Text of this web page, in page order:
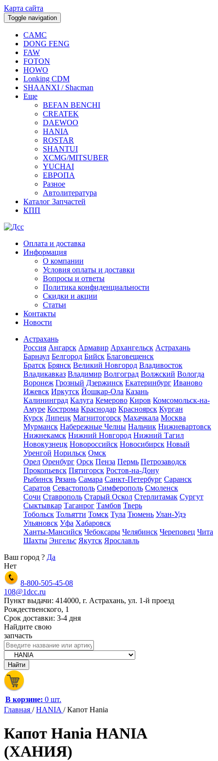
Карта сайта
Toggle navigation
CAMC
DONG FENG
FAW
FOTON
HOWO
Lonking CDM
SHAANXI / Shacman
Еще
BEFAN BENCHI
CREATEK
DAEWOO
HANIA
ROSTAR
SHANTUI
XCMG/MITSUBER
YUCHAI
ЕВРОПА
Разное
Aвтолитература
Каталог Запчастей
КПП
Оплата и доставка
Информация
О компании
Условия оплаты и доставки
Вопросы и ответы
Политика конфиденциальности
Скидки и акции
Статьи
Контакты
Новости
Астрахань
Россия Ангарск Армавир Архангельск Астрахань
Барнаул Белгород Бийск Благовещенск
Братск Брянск Великий Новгород Владивосток
Владикавказ Владимир Волгоград Волжский Вологда
Воронеж Грозный Дзержинск Екатеринбург Иваново
Ижевск Иркутск Йошкар-Ола Казань
Калининград Калуга Кемерово Киров Комсомольск-на-
Амуре Кострома Краснодар Красноярск Курган
Курск Липецк Магнитогорск Махачкала Москва
Мурманск Набережные Челны Нальчик Нижневартовск
Нижнекамск Нижний Новгород Нижний Тагил
Новокузнецк Новороссийск Новосибирск Новый
Уренгой Норильск Омск
Орел Оренбург Орск Пенза Пермь Петрозаводск
Прокопьевск Пятигорск Ростов-на-Дону
Рыбинск Рязань Самара Санкт-Петербург Саранск
Саратов Севастополь Симферополь Смоленск
Сочи Ставрополь Старый Оскол Стерлитамак Сургут
Сыктывкар Таганрог Тамбов Тверь
Тобольск Тольятти Томск Тула Тюмень Улан-Удэ
Ульяновск Уфа Хабаровск
Ханты-Мансийск Чебоксары Челябинск Череповец Чита
Шахты Энгельс Якутск Ярославль
Ваш город ? Да
Нет
8-800-505-45-08
108@1dcc.ru
Пункт выдачи: 414000, г. Астрахань, ул. 1-й проезд
Рождественского, 1
Срок доставки: 3-4 дня
Найдите свою
запчасть
В корзине: 0 шт.
Главная /HANIA /Капот Hania
Капот Hania HANIA
(ХАНИЯ)